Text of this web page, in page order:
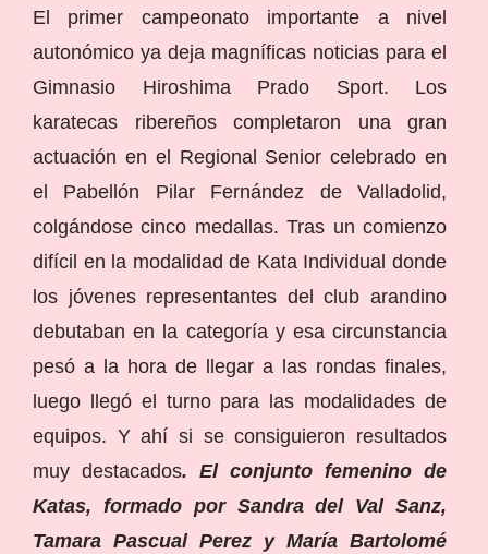
El primer campeonato importante a nivel
autonómico ya deja magníficas noticias para el
Gimnasio Hiroshima Prado Sport. Los
karatecas ribereños completaron una gran
actuación en el Regional Senior celebrado en
el Pabellón Pilar Fernández de Valladolid,
colgándose cinco medallas. Tras un comienzo
difícil en la modalidad de Kata Individual donde
los jóvenes representantes del club arandino
debutaban en la categoría y esa circunstancia
pesó a la hora de llegar a las rondas finales,
luego llegó el turno para las modalidades de
equipos. Y ahí si se consiguieron resultados
muy destacados. El conjunto femenino de
Katas, formado por Sandra del Val Sanz,
Tamara Pascual Perez y María Bartolomé